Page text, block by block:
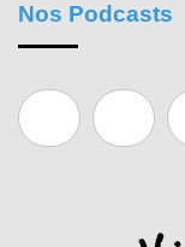
Nos Podcasts